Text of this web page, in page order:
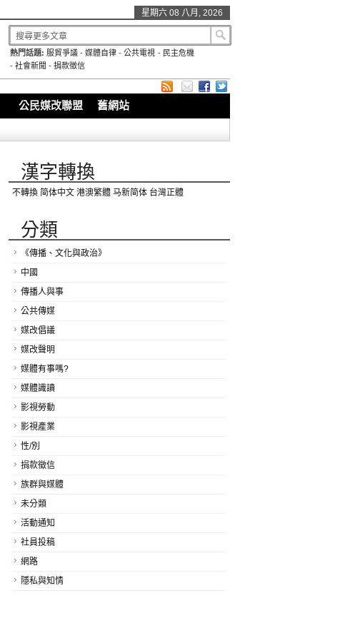
星期六 08 八月, 2026
熱門話題: 服貿爭議 -媒體自律 -公共電視 - 民主危機
- 社會新聞 - 捐款徵信
公民媒改聯盟 舊網站
漢字轉換
不轉換 简体中文 港澳繁體 马新简体 台灣正體
分類
《傳播、文化與政治》
中國
傳播人與事
公共傳媒
媒改倡議
媒改聲明
媒體有事嗎?
媒體識讀
影視勞動
影視產業
性/別
捐款徵信
族群與媒體
未分類
活動通知
社員投稿
網路
隱私與知情